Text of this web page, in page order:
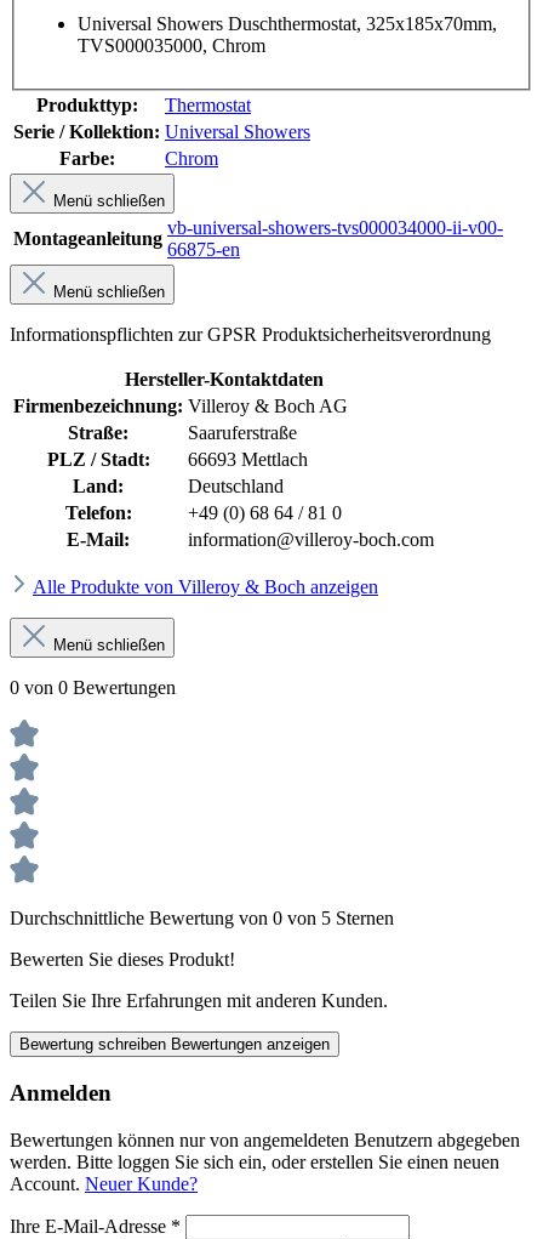
Universal Showers Duschthermostat, 325x185x70mm,
TVS000035000, Chrom
Produkttyp:
Thermostat
Serie / Kollektion: Universal Showers
Farbe:
Chrom
Menü schließen
Montageanleitung
vb-universal-showers-tvs000034000-ii-v00-
66875-en
Menü schließen
Informationspflichten zur GPSR Produktsicherheitsverordnung
Hersteller-Kontaktdaten
Firmenbezeichnung: Villeroy & Boch AG
Straße:
Saaruferstraße
PLZ / Stadt:
66693 Mettlach
Land:
Deutschland
Telefon:
+49 (0) 68 64 / 81 0
E-Mail:
information@villeroy-boch.com
Alle Produkte von Villeroy & Boch anzeigen
Menü schließen
0 von 0 Bewertungen
Durchschnittliche Bewertung von 0 von 5 Sternen
Bewerten Sie dieses Produkt!
Teilen Sie Ihre Erfahrungen mit anderen Kunden.
Bewertung schreiben Bewertungen anzeigen
Anmelden
Bewertungen können nur von angemeldeten Benutzern abgegeben
werden. Bitte loggen Sie sich ein, oder erstellen Sie einen neuen
Account. Neuer Kunde?
Ihre E-Mail-Adresse *